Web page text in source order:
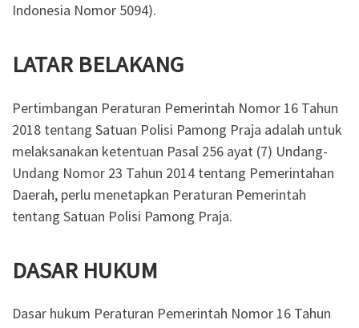
Indonesia Nomor 5094).
LATAR BELAKANG
Pertimbangan Peraturan Pemerintah Nomor 16 Tahun
2018 tentang Satuan Polisi Pamong Praja adalah untuk
melaksanakan ketentuan Pasal 256 ayat (7) Undang-
Undang Nomor 23 Tahun 2014 tentang Pemerintahan
Daerah, perlu menetapkan Peraturan Pemerintah
tentang Satuan Polisi Pamong Praja.
DASAR HUKUM
Dasar hukum Peraturan Pemerintah Nomor 16 Tahun